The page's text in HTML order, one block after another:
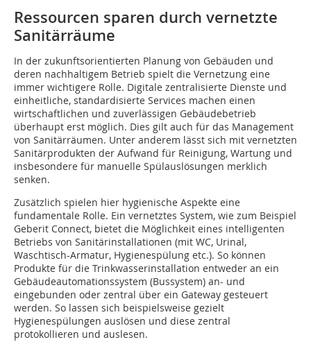
Ressourcen sparen durch vernetzte
Sanitärräume
In der zukunftsorientierten Planung von Gebäuden und
deren nachhaltigem Betrieb spielt die Vernetzung eine
immer wichtigere Rolle. Digitale zentralisierte Dienste und
einheitliche, standardisierte Services machen einen
wirtschaftlichen und zuverlässigen Gebäudebetrieb
überhaupt erst möglich. Dies gilt auch für das Management
von Sanitärräumen. Unter anderem lässt sich mit vernetzten
Sanitärprodukten der Aufwand für Reinigung, Wartung und
insbesondere für manuelle Spülauslösungen merklich
senken.
Zusätzlich spielen hier hygienische Aspekte eine
fundamentale Rolle. Ein vernetztes System, wie zum Beispiel
Geberit Connect, bietet die Möglichkeit eines intelligenten
Betriebs von Sanitärinstallationen (mit WC, Urinal,
Waschtisch-Armatur, Hygienespülung etc.). So können
Produkte für die Trinkwasserinstallation entweder an ein
Gebäudeautomationssystem (Bussystem) an- und
eingebunden oder zentral über ein Gateway gesteuert
werden. So lassen sich beispielsweise gezielt
Hygienespülungen auslösen und diese zentral
protokollieren und auslesen.